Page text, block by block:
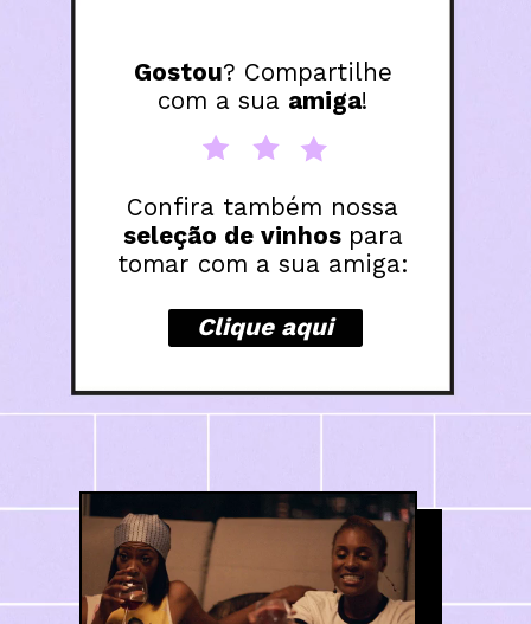
Gostou? Compartilhe
com a sua amiga!
seleção de vinhos para
tomar com a sua amiga:
Clique aqui